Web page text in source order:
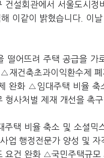
설회관에서 서울도시정
이같이 밝혔습니다. 이
떨어뜨려 주택 공급을 가
재건축초과이익환수제
완화 △임대주택 비율 축
사처벌 제재 개선을 촉구
택 비율 축소 및 소셜
행정전문가 양성 및 자
건 완화 △국민주택규모